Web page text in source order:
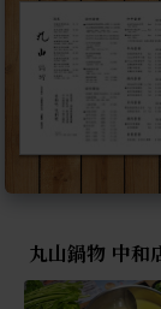
丸山鍋物 中和